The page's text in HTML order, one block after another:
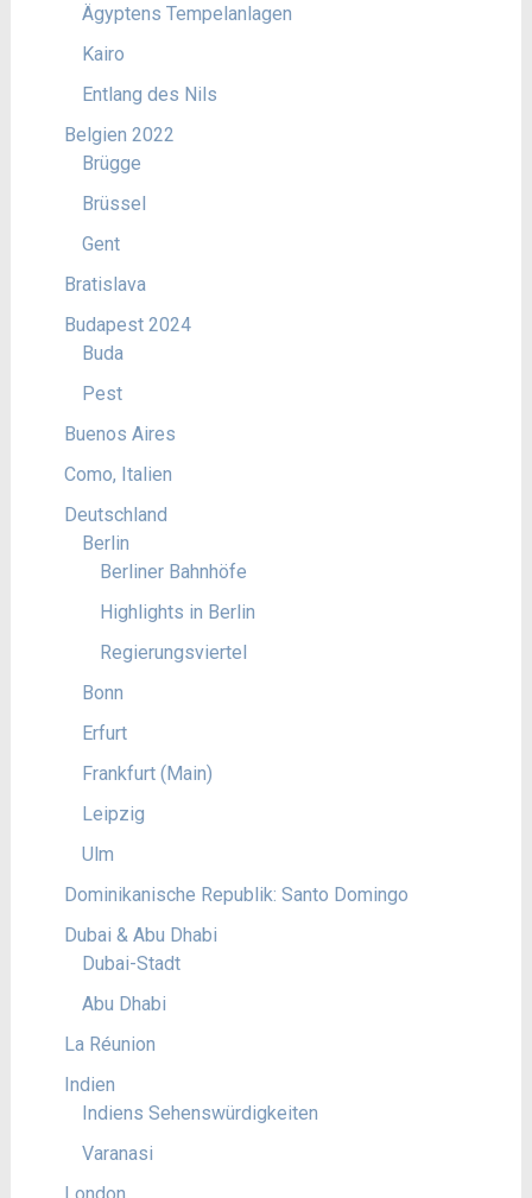
Ägyptens Tempelanlagen
Kairo
Entlang des Nils
Belgien 2022
Brügge
Brüssel
Gent
Bratislava
Budapest 2024
Buda
Pest
Buenos Aires
Como, Italien
Deutschland
Berlin
Berliner Bahnhöfe
Highlights in Berlin
Regierungsviertel
Bonn
Erfurt
Frankfurt (Main)
Leipzig
Ulm
Dominikanische Republik: Santo Domingo
Dubai & Abu Dhabi
Dubai-Stadt
Abu Dhabi
La Réunion
Indien
Indiens Sehenswürdigkeiten
Varanasi